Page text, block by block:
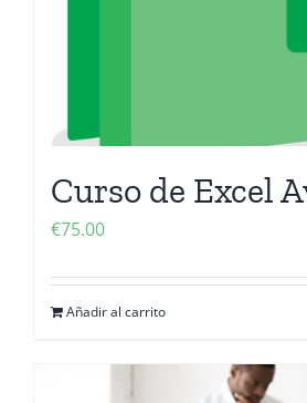
Curso de Excel
€75.00
Añadir al carrito